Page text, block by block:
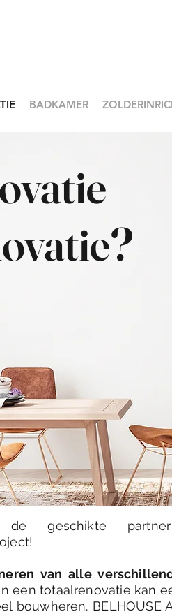
BADKAMER
geschikte
van alle
een totaalrenovatie kan
bouwheren. BELHOUSE